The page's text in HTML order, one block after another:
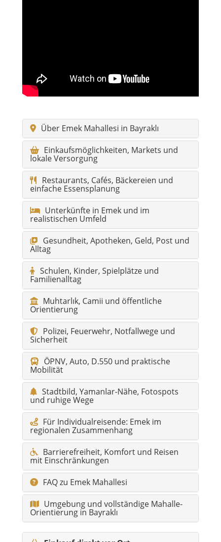
Über Emek Mahallesi in Bayraklı
Einkaufsmöglichkeiten, Markets und
lokale Versorgung
Restaurants, Cafés, Bäckereien und
einfache Essensplanung
Unterkünfte in Emek und im
realistischen Umfeld
Gesundheit, Apotheken, Geld, Post und
Alltag
Schulen, Kinder, Spielplätze und
Familienalltag
Muhtarlık, Camii und öffentliche
Orientierung
Polizei, Feuerwehr, Notfallwege und
Sicherheit
ÖPNV, Auto, D.550 und praktische
Mobilität
Stadtbild, Yamanlar-Nähe, Fotospots
und ruhige Wege
Für Individualreisende: Emek im
regionalen Zusammenhang
Barrierefreiheit, Komfort und Reisen
mit Einschränkungen
FAQ zu Emek Mahallesi
Umgebung und vollständige Mahalle-
Orientierung in Bayraklı